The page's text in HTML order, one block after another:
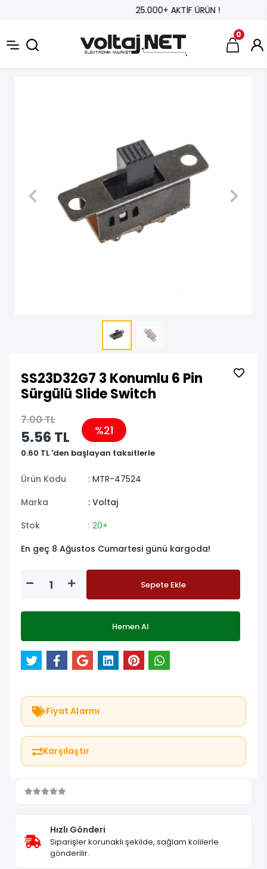
25.000+ AKTİF ÜRÜN !
0
SS23D32G7 3 Konumlu 6 Pin
Sürgülü Slide Switch
7.00 TL
5.56 TL %21
0.60 TL 'den başlayan taksitlerle
Ürün Kodu
: MTR-47524
Marka
: Voltaj
Stok
: 20+
En geç 8 Ağustos Cumartesi günü kargoda!
Sepete Ekle
Hemen Al
Fiyat Alarmı
Karşılaştır
Hızlı Gönderi
Siparişler korunaklı şekilde, sağlam kolilerle
gönderilir.